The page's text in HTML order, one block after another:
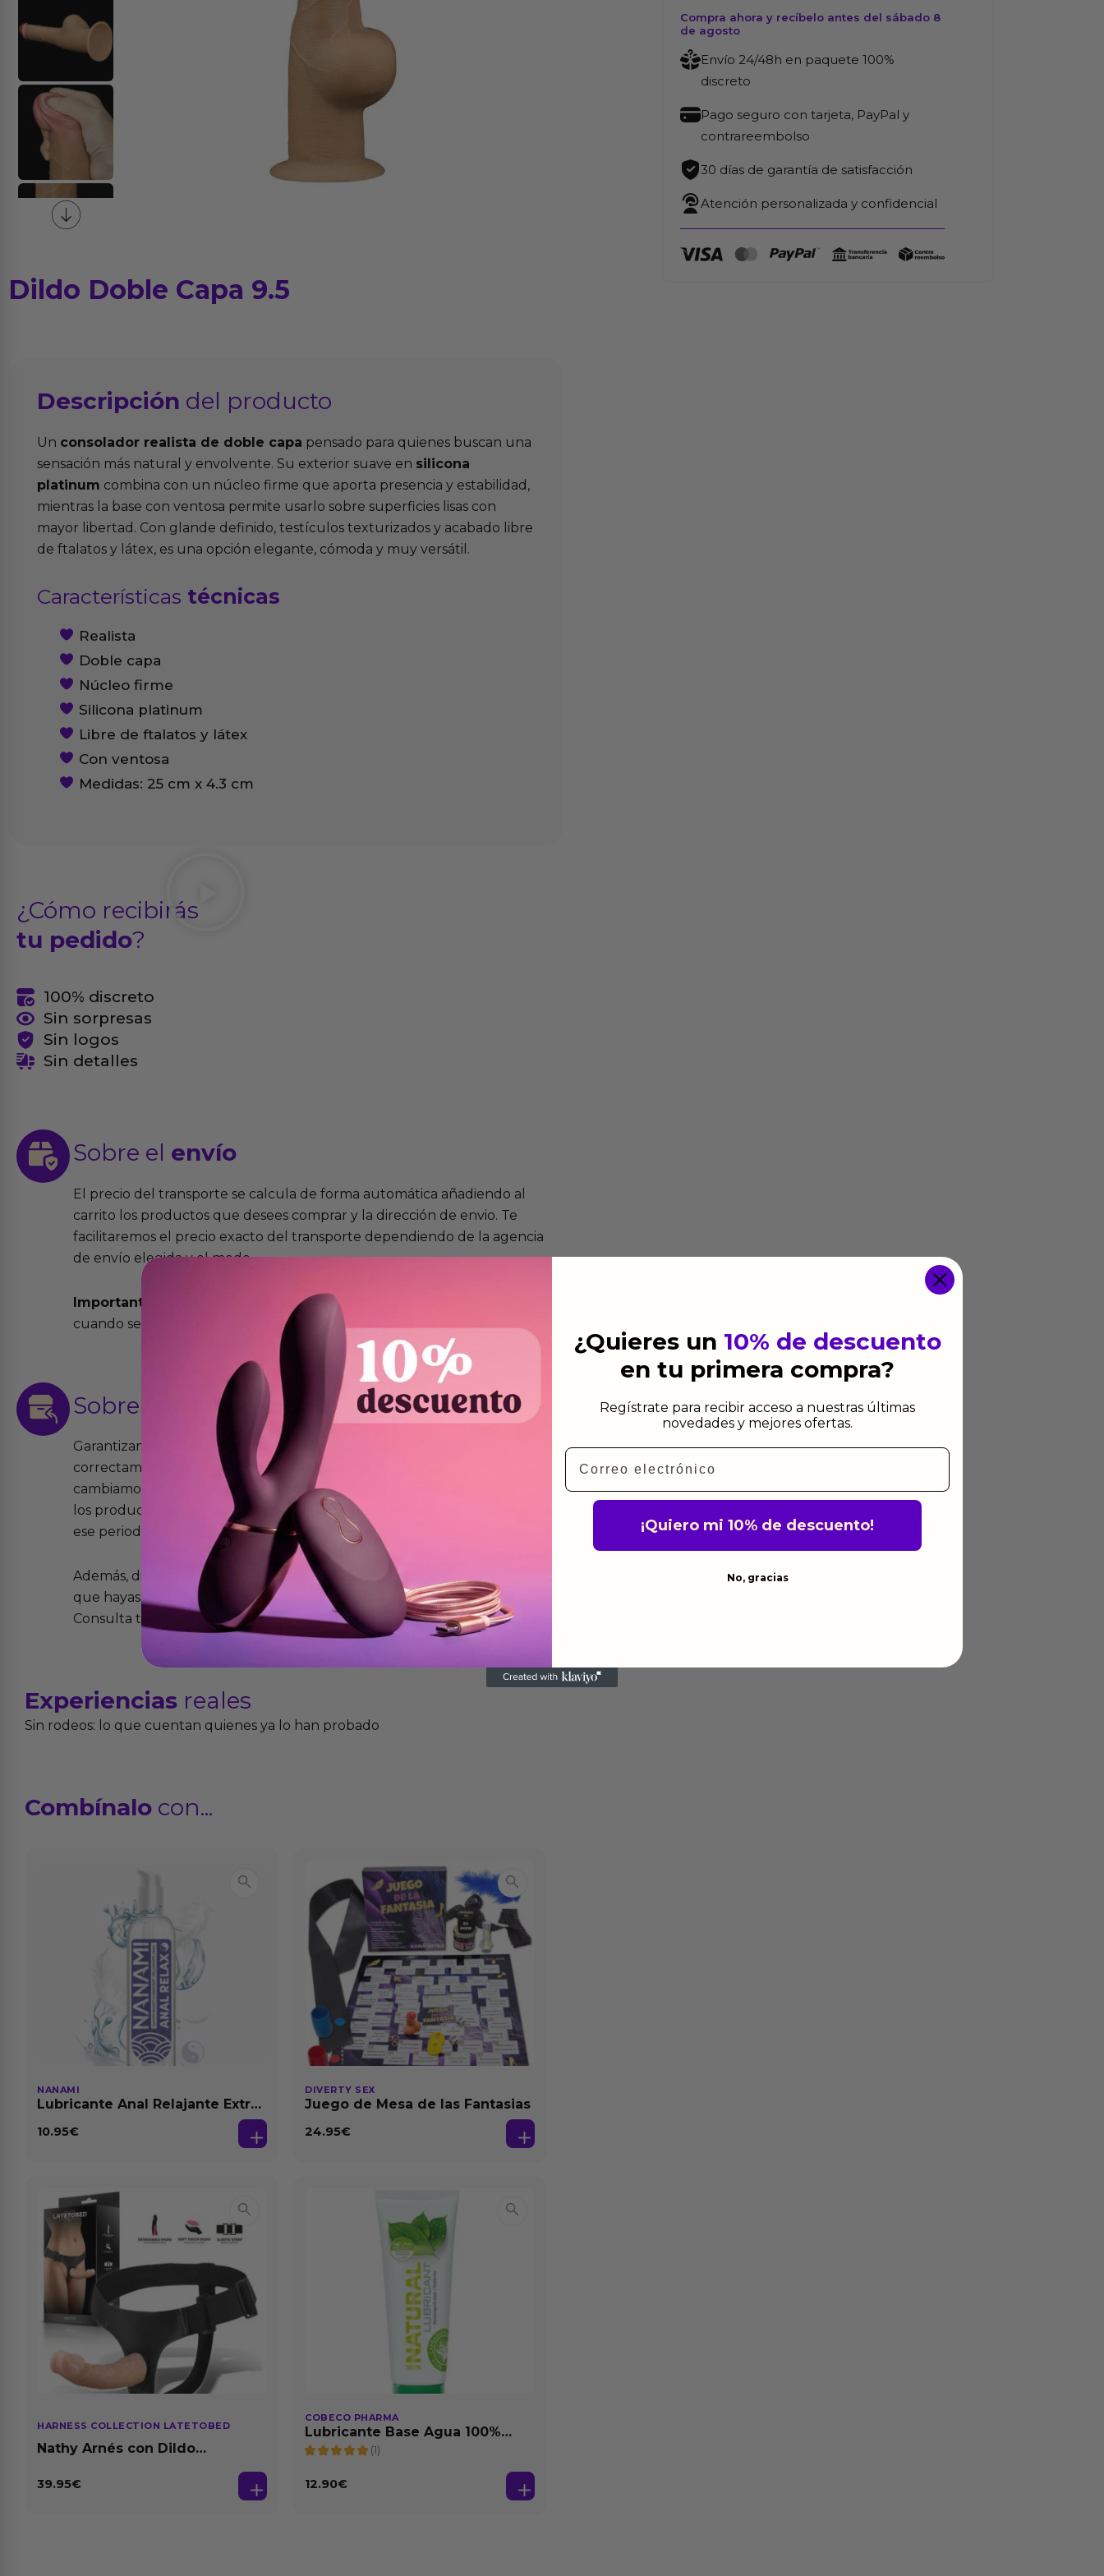
Dildo Doble Capa 9.5
Descripción del producto
Un consolador realista de doble capa pensado para quienes buscan una
sensación más natural y envolvente. Su exterior suave en silicona
platinum combina con un núcleo firme que aporta presencia y estabilidad,
mientras la base con ventosa permite usarlo sobre superficies lisas con
mayor libertad. Con glande definido, testículos texturizados y acabado libre
de ftalatos y látex, es una opción elegante, cómoda y muy versátil.
Características técnicas
Realista
Doble capa
Núcleo firme
Silicona platinum
Libre de ftalatos y látex
Con ventosa
Medidas: 25 cm x 4.3 cm
¿Cómo recibirás
tu pedido?
100% discreto
Sin sorpresas
Sin logos
Sin detalles
Sobre el envío
El precio del transporte se calcula de forma automática añadiendo al
carrito los productos que desees comprar y la dirección de envio. Te
facilitaremos el precio exacto del transporte dependiendo de la agencia
de envío elegida y el modo.
Importante:
Todos los pedidos son expedidos el mismo dia siempre y
cuando se cursen antes de las 13:00 horas y en días laborables.
Sobre las devoluciones
Garantizamos que los productos que vendemos funcionan
correctamente y que si tienen algún defecto de fabricación te lo
cambiamos sin costo alguno. La ley de 2 años de garantía significa que
los productos tienen garantía contra defectos de fabricación durante
ese periodo pero no por mal uso o uso indebido.
Además, dispones de 15 días desde la entrega para devolver productos
que hayas recibido y que simplemente no te gusten o no los quieras.
Consulta todos los detalles en nuestra política de devoluciones.
Experiencias reales
Sin rodeos: lo que cuentan quienes ya lo han probado
Combínalo con...
NANAMI
Lubricante Anal Relajante Extra
10.95€
DIVERTY SEX
Juego de Mesa de las Fantasias
24.95€
HARNESS COLLECTION LATETOBED
Nathy Arnés con Dildo
39.95€
COBECO PHARMA
Lubricante Base Agua 100%
Natural 125 ml
(1)
12.90€
cantidad
Compra ahora y recíbelo antes del sábado 8
de agosto
Envío 24/48h en paquete 100%
discreto
Pago seguro con tarjeta, PayPal y
contrareembolso
30 días de garantía de satisfacción
Atención personalizada y confidencial
¿Quieres un 10% de descuento
en tu primera compra?
Regístrate para recibir acceso a nuestras últimas
novedades y mejores ofertas.
Email
¡Quiero mi 10% de descuento!
No, gracias